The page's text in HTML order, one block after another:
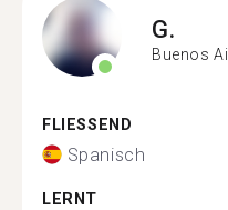
G.
Buenos
FLIESSEND
Spanisch
LERNT